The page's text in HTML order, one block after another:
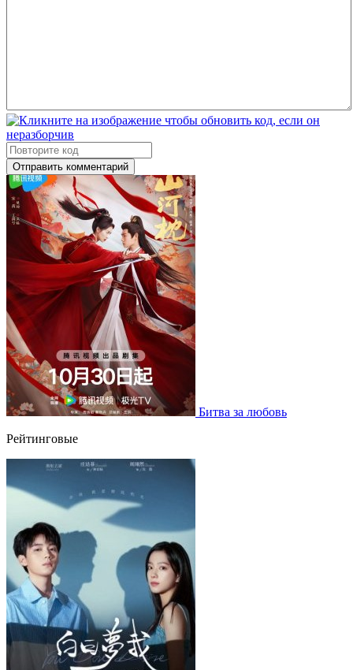
Отправить комментарий
Битва за любовь
Рейтинговые